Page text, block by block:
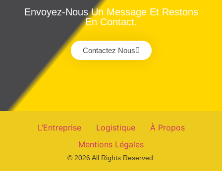
Envoyez-Nous Un Message Et Restons
En Contact.
Contactez Nous
L’Entreprise Logistique
À Propos
Mentions Légales
© 2026 All Rights Reserved.